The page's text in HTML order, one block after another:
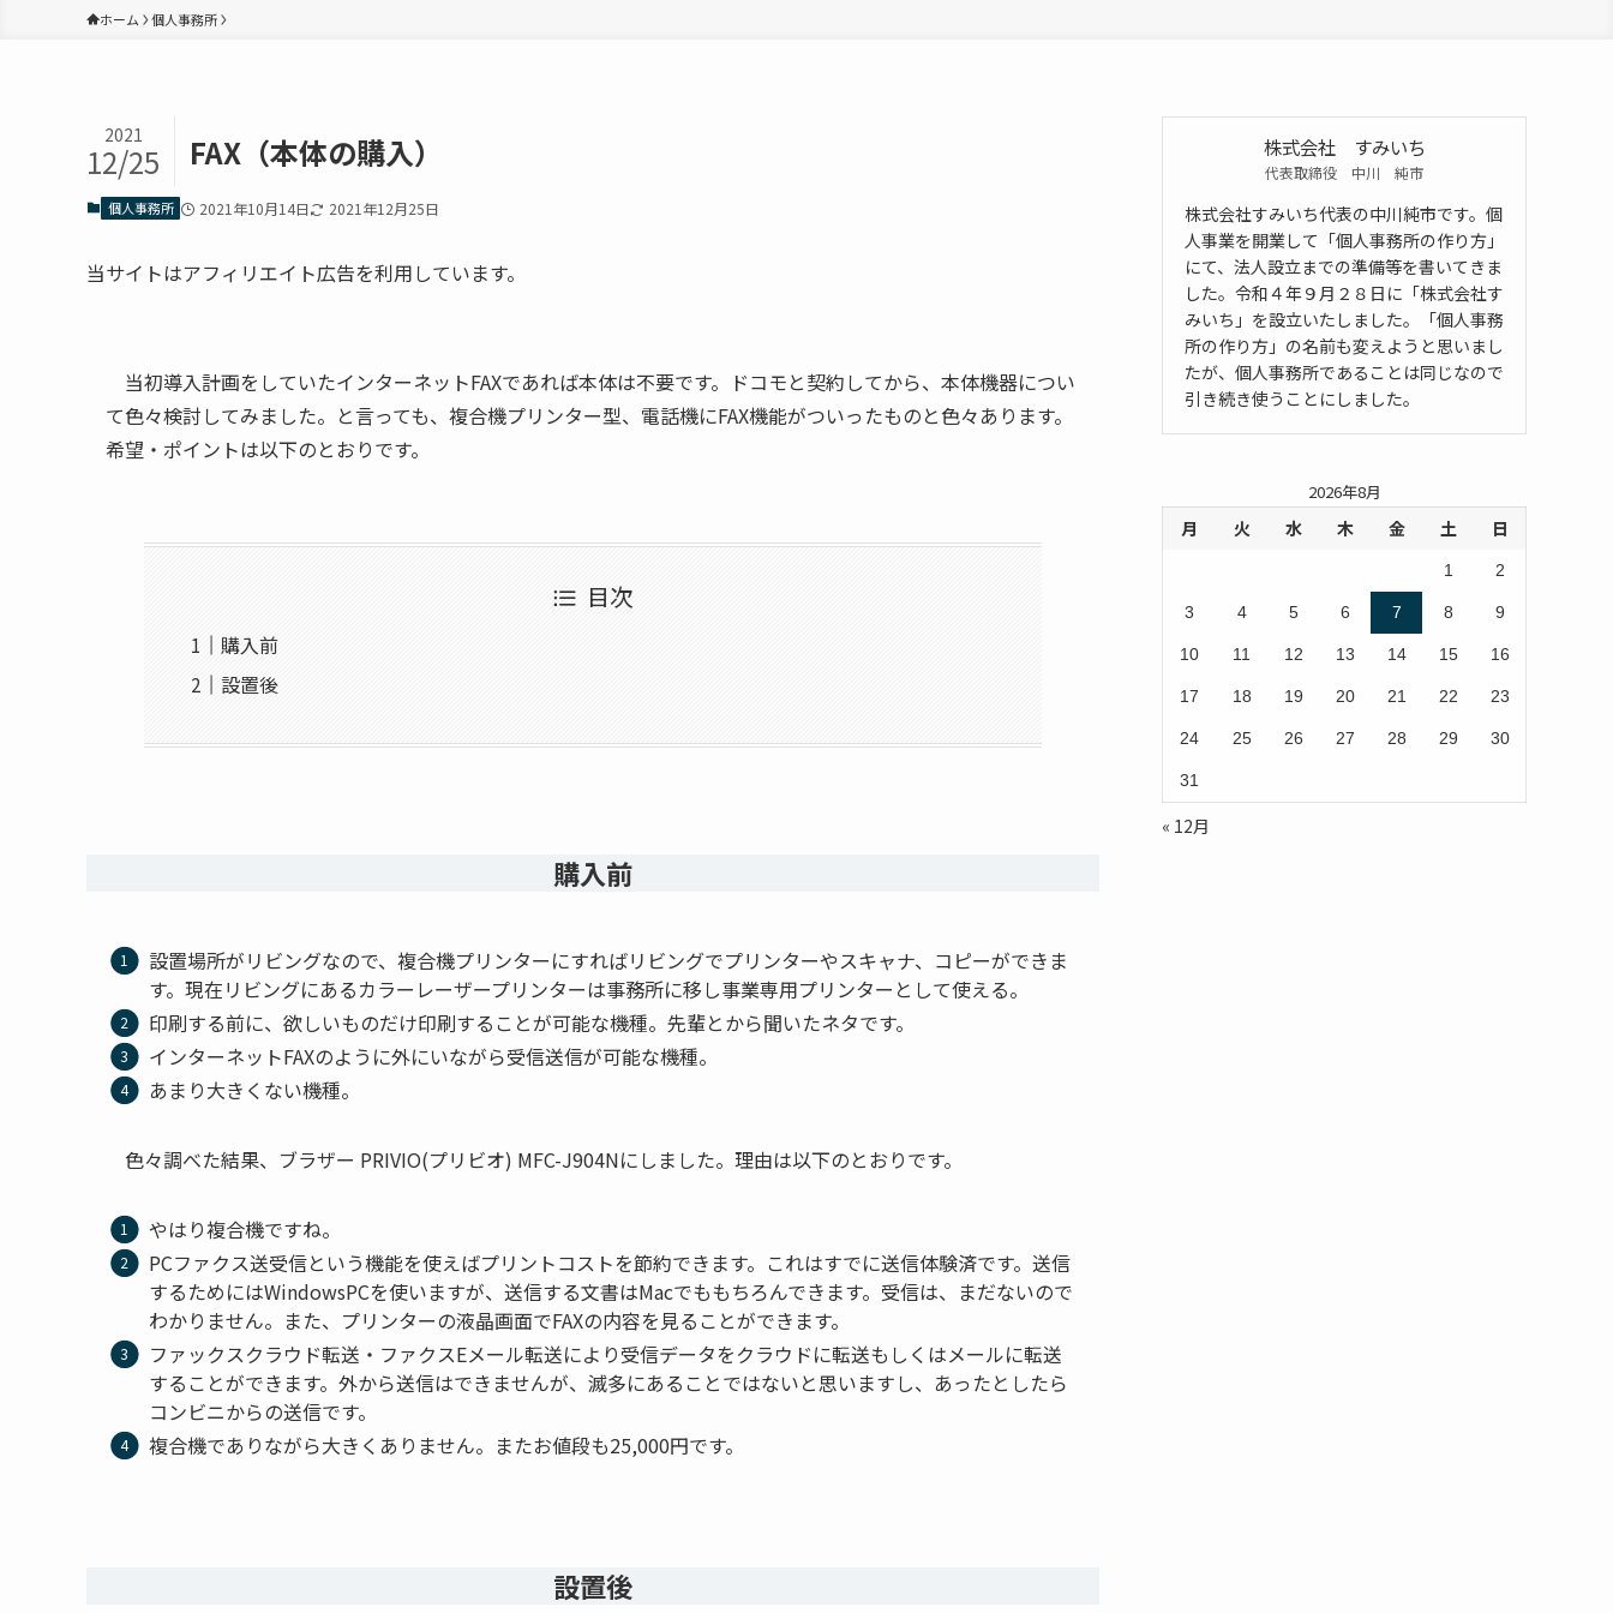
ホーム 個人事務所
FAX（本体の購入）
2021
12/25
個人事務所 2021年10月14日 2021年12月25日
当サイトはアフィリエイト広告を利用しています。
当初導入計画をしていたインターネットFAXであれば本体は不要です。ドコモと契約してから、本体機器につい
て色々検討してみました。と言っても、複合機プリンター型、電話機にFAX機能がついったものと色々あります。
希望・ポイントは以下のとおりです。
目次
購入前
設置後
購入前
設置場所がリビングなので、複合機プリンターにすればリビングでプリンターやスキャナ、コピーができま
す。現在リビングにあるカラーレーザープリンターは事務所に移し事業専用プリンターとして使える。
印刷する前に、欲しいものだけ印刷することが可能な機種。先輩とから聞いたネタです。
インターネットFAXのように外にいながら受信送信が可能な機種。
あまり大きくない機種。
色々調べた結果、ブラザー PRIVIO(プリビオ) MFC-J904Nにしました。理由は以下のとおりです。
やはり複合機ですね。
PCファクス送受信という機能を使えばプリントコストを節約できます。これはすでに送信体験済です。送信
するためにはWindowsPCを使いますが、送信する文書はMacでももちろんできます。受信は、まだないので
わかりません。また、プリンターの液晶画面でFAXの内容を見ることができます。
ファックスクラウド転送・ファクスEメール転送により受信データをクラウドに転送もしくはメールに転送
することができます。外から送信はできませんが、滅多にあることではないと思いますし、あったとしたら
コンビニからの送信です。
複合機でありながら大きくありません。またお値段も25,000円です。
設置後
株式会社 すみいち
代表取締役 中川 純市
株式会社すみいち代表の中川純市です。個
人事業を開業して「個人事務所の作り方」
にて、法人設立までの準備等を書いてきま
した。令和４年９月２８日に「株式会社す
みいち」を設立いたしました。「個人事務
所の作り方」の名前も変えようと思いまし
たが、個人事務所であることは同じなので
引き続き使うことにしました。
2026年8月
月 火 水 木 金 土 日
1 2
3 4 5 6 7 8 9
10 11 12 13 14 15 16
17 18 19 20 21 22 23
24 25 26 27 28 29 30
31
« 12月